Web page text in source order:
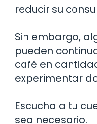
reducir su
Sin embargo,
pueden
café en
experimentar
Escucha a tu
sea necesario.